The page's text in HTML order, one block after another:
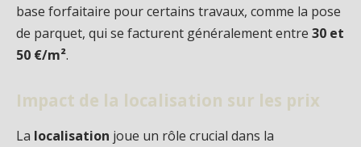
base forfaitaire pour certains travaux, comme la pose
de parquet, qui se facturent généralement entre 30 et
50 €/m².
Impact de la localisation sur les prix
La localisation joue un rôle crucial dans la